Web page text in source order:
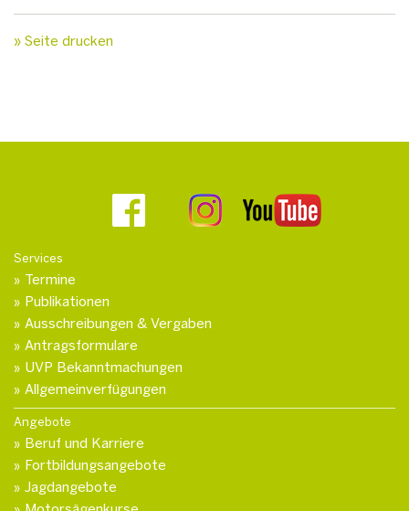
» Seite drucken
Services
Termine
Publikationen
Ausschreibungen & Vergaben
Antragsformulare
UVP Bekanntmachungen
Allgemeinverfügungen
Angebote
Beruf und Karriere
Fortbildungsangebote
Jagdangebote